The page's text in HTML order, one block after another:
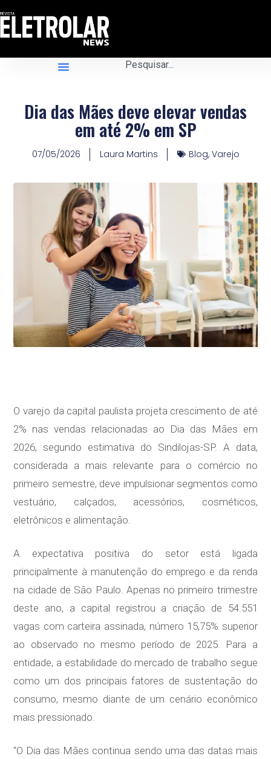
Dia das Mães deve elevar vendas
em até 2% em SP
07/05/2026 Laura Martins Blog, Varejo
O varejo da capital paulista projeta crescimento de até
2% nas vendas relacionadas ao Dia das Mães em
2026, segundo estimativa do Sindilojas-SP. A data,
considerada a mais relevante para o comércio no
primeiro semestre, deve impulsionar segmentos como
vestuário, calçados, acessórios, cosméticos,
eletrônicos e alimentação.
A expectativa positiva do setor está ligada
principalmente à manutenção do emprego e da renda
na cidade de São Paulo. Apenas no primeiro trimestre
deste ano, a capital registrou a criação de 54.551
vagas com carteira assinada, número 15,75% superior
ao observado no mesmo período de 2025. Para a
entidade, a estabilidade do mercado de trabalho segue
como um dos principais fatores de sustentação do
consumo, mesmo diante de um cenário econômico
mais pressionado.
“O Dia das Mães continua sendo uma das datas mais